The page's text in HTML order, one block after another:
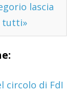
lascia
tutti»
circolo di FdI